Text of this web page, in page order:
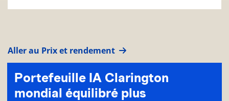
Aller au Prix et rendement
Portefeuille IA Clarington
mondial équilibré plus